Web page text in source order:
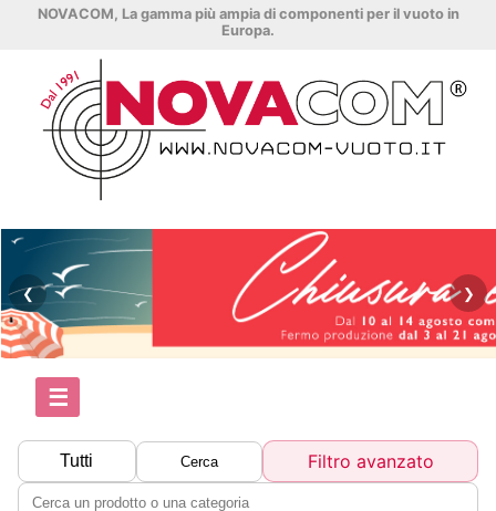
NOVACOM, La gamma più ampia di componenti per il vuoto in
Europa.
❮ ❯
☰
Tutti Cerca Filtro avanzato